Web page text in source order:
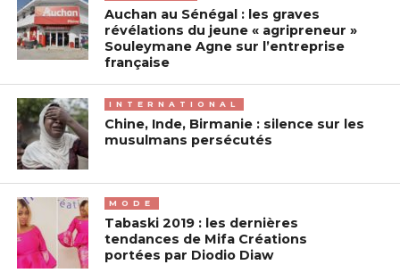
Auchan au Sénégal : les graves
révélations du jeune « agripreneur »
Souleymane Agne sur l’entreprise
française
INTERNATIONAL
Chine, Inde, Birmanie : silence sur les
musulmans persécutés
MODE
Tabaski 2019 : les dernières
tendances de Mifa Créations
portées par Diodio Diaw